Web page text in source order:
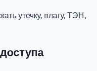
утечку, влагу, ТЭН,